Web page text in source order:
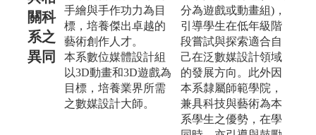
關科
系之
異同
手繪與手作功力為目
標，培養傑出卓越的
藝術創作人才。
本系數位媒體設計組
以3D動畫和3D遊戲為
目標，培養業界所需
之數媒設計大師。
分為遊戲或動畫組)，
引導學生在低年級階
段嘗試與探索適合自
己在泛數媒設計領域
的發展方向。此外因
本系隸屬師範學院，
兼具科技與藝術為本
系學生之優勢，在學